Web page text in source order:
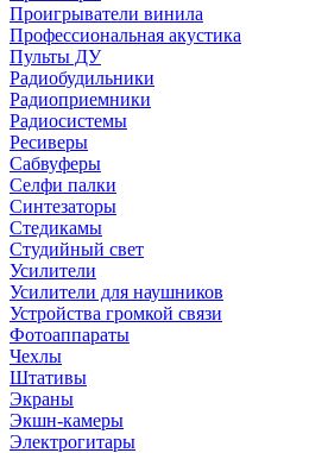
Проигрыватели винила
Профессиональная акустика
Пульты ДУ
Радиобудильники
Радиоприемники
Радиосистемы
Ресиверы
Сабвуферы
Селфи палки
Синтезаторы
Стедикамы
Студийный свет
Усилители
Усилители для наушников
Устройства громкой связи
Фотоаппараты
Чехлы
Штативы
Экраны
Экшн-камеры
Электрогитары